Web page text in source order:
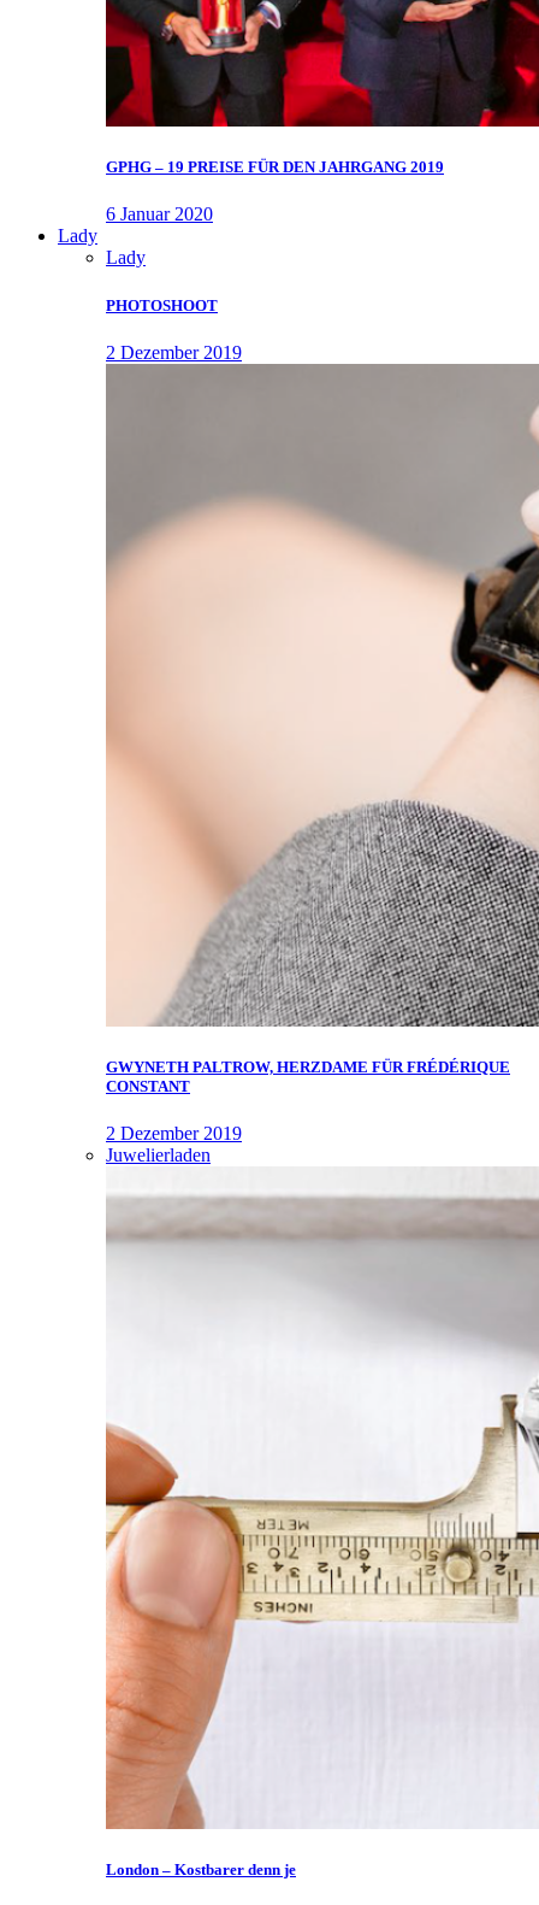
GPHG – 19 PREISE FÜR DEN JAHRGANG 2019
6 Januar 2020
Lady
Lady
PHOTOSHOOT
2 Dezember 2019
GWYNETH PALTROW, HERZDAME FÜR FRÉDÉRIQUE
CONSTANT
2 Dezember 2019
Juwelierladen
London – Kostbarer denn je